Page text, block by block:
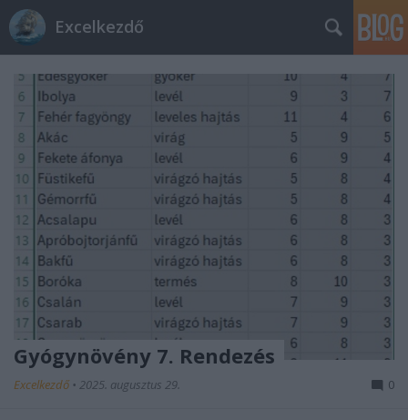
Excelkezdő
Gyógynövény 7. Rendezés
Excelkezdő • 2025. augusztus 29. 0